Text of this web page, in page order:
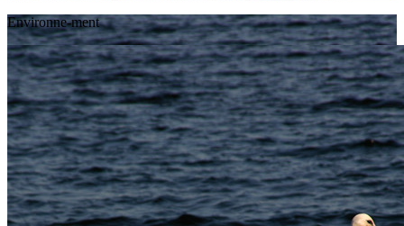
Environne-ment